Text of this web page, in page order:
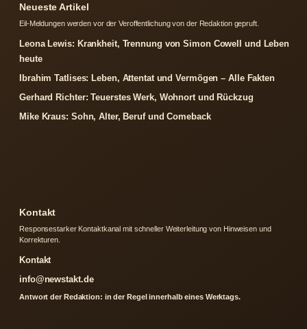
Neueste Artikel
Eil-Meldungen werden vor der Veroffentlichung von der Redaktion gepruft.
Leona Lewis: Krankheit, Trennung von Simon Cowell und Leben
heute
Ibrahim Tatlises: Leben, Attentat und Vermögen – Alle Fakten
Gerhard Richter: Teuerstes Werk, Wohnort und Rückzug
Mike Kraus: Sohn, Alter, Beruf und Comeback
Kontakt
Responsestarker Kontaktkanal mit schneller Weiterleitung von Hinweisen und
Korrekturen.
Kontakt
info@newstakt.de
Antwort der Redaktion: in der Regel innerhalb eines Werktags.